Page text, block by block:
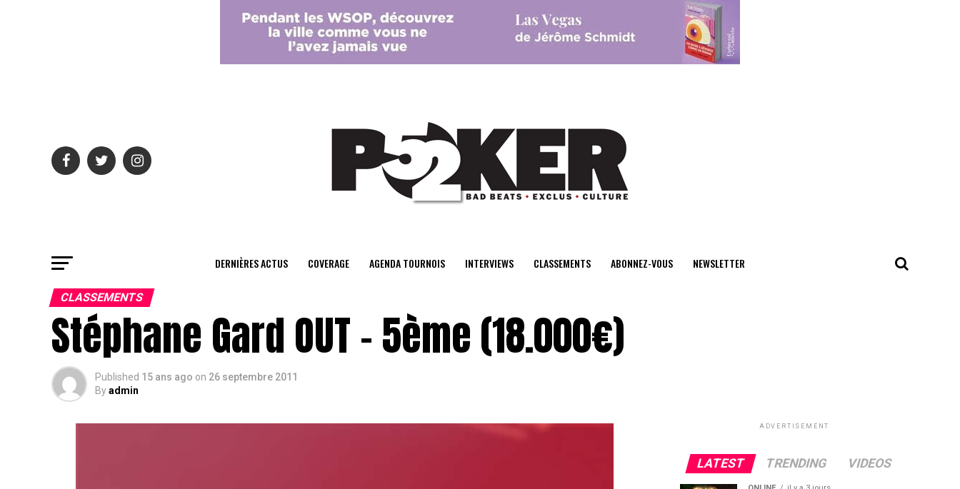
center>
DERNIÈRES ACTUS COVERAGE AGENDA TOURNOIS INTERVIEWS CLASSEMENTS ABONNEZ-VOUS NEWSLETTER
CLASSEMENTS
Stéphane Gard OUT – 5ème (18.000€)
Published 15 ans ago on 26 septembre 2011
Byadmin
ADVERTISEMENT
LATEST TRENDING VIDEOS